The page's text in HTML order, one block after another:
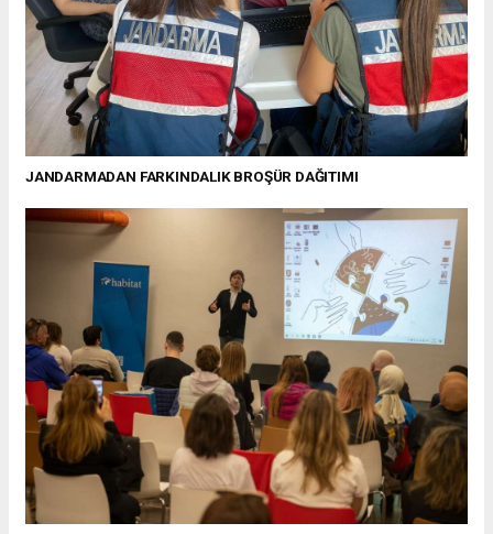
JANDARMADAN FARKINDALIK BROŞÜR DAĞITIMI